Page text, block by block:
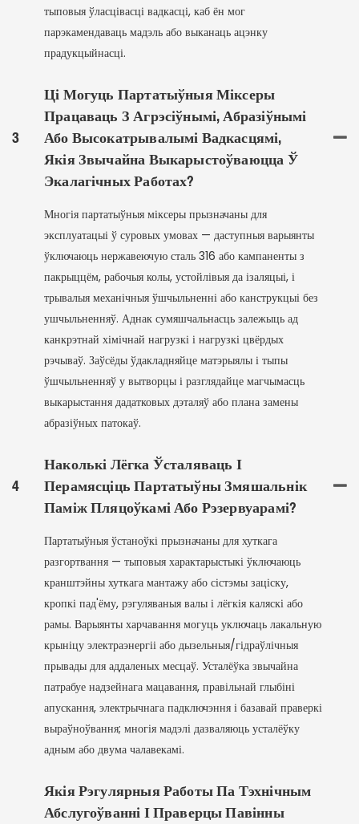
тыповыя ўласцівасці вадкасці, каб ён мог
парэкамендаваць мадэль або выканаць ацэнку
прадукцыйнасці.
3
Ці Могуць Партатыўныя Міксеры
Працаваць З Агрэсіўнымі, Абразіўнымі
Або Высокатрывалымі Вадкасцямі,
Якія Звычайна Выкарыстоўваюцца Ў
Экалагічных Работах?
Многія партатыўныя міксеры прызначаны для
эксплуатацыі ў суровых умовах — даступныя варыянты
ўключаюць нержавеючую сталь 316 або кампаненты з
пакрыццём, рабочыя колы, устойлівыя да ізаляцыі, і
трывалыя механічныя ўшчыльненні або канструкцыі без
ушчыльненняў. Аднак сумяшчальнасць залежыць ад
канкрэтнай хімічнай нагрузкі і нагрузкі цвёрдых
рэчываў. Заўсёды ўдакладняйце матэрыялы і тыпы
ўшчыльненняў у вытворцы і разглядайце магчымасць
выкарыстання дадатковых дэталяў або плана замены
абразіўных патокаў.
4
Наколькі Лёгка Ўсталяваць І
Перамясціць Партатыўны Змяшальнік
Паміж Пляцоўкамі Або Рэзервуарамі?
Партатыўныя ўстаноўкі прызначаны для хуткага
разгортвання — тыповыя характарыстыкі ўключаюць
кранштэйны хуткага мантажу або сістэмы заціску,
кропкі пад'ёму, рэгуляваныя валы і лёгкія каляскі або
рамы. Варыянты харчавання могуць уключаць лакальную
крыніцу электраэнергіі або дызельныя/гідраўлічныя
прывады для аддаленых месцаў. Усталёўка звычайна
патрабуе надзейнага мацавання, правільнай глыбіні
апускання, электрычнага падключэння і базавай праверкі
выраўноўвання; многія мадэлі дазваляюць усталёўку
адным або двума чалавекамі.
Якія Рэгулярныя Работы Па Тэхнічным
Абслугоўванні І Праверцы Павінны